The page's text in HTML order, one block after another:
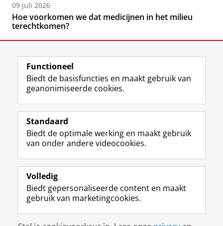
09 juli 2026
Hoe voorkomen we dat medicijnen in het milieu
terechtkomen?
Volg de RUG
F
a
e
b
o
p
a
i
L
i
k
e
I
-
p
g
R
S
-
f
e
R
k
I
n
t
r
m
c
Y
o
T
e
k
a
Studiekiezers
Alumni
Over ons
Disclaimer & Copyright
Functioneel
Biedt de basisfuncties en maakt gebruik van
geanonimiseerde cookies.
Standaard
Biedt de optimale werking en maakt gebruik
van onder andere videocookies.
Volledig
Biedt gepersonaliseerde content en maakt
gebruik van marketingcookies.